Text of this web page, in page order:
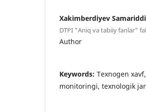
Xakimberdiyev
DTPI "Aniq va tabiiy fanlar"
Author
Keywords: Texnogen
monitoringi, texnologik